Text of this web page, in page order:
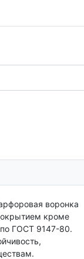
воронка
кроме
ГОСТ 9147-80.